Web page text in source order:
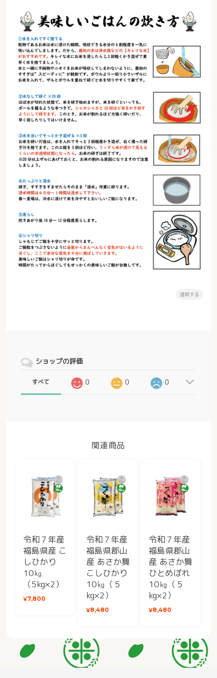
通報する
ショップの評価
すべて 0 0 0
関連商品
令和７年産
福島県産 こ
しひかり
10㎏
（5kg×2）
¥7,800
令和７年産
福島県郡山
産 あさか舞
こしひかり
10㎏（５
kg×2）
¥8,480
令和７年産
福島県郡山
産 あさか舞
ひとめぼれ
10㎏（５
kg×2）
¥8,480